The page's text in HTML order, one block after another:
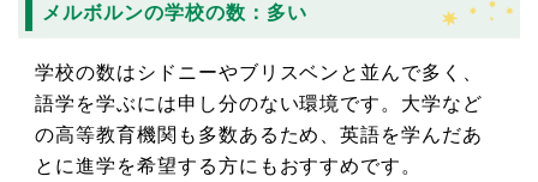
メルボルンの学校の数：多い
学校の数はシドニーやブリスベンと並んで多く、
語学を学ぶには申し分のない環境です。大学など
の高等教育機関も多数あるため、英語を学んだあ
とに進学を希望する方にもおすすめです。